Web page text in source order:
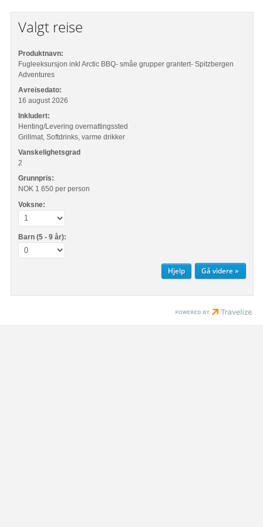
Valgt reise
Produktnavn:
Fugleeksursjon inkl Arctic BBQ- småe grupper grantert- Spitzbergen
Adventures
Avreisedato:
16 august 2026
Inkludert:
Henting/Levering overnattingssted
Grillmat, Softdrinks, varme drikker
Vanskelighetsgrad
2
Grunnpris:
NOK 1 650 per person
Voksne:
Barn (5 - 9 år):
Hjelp